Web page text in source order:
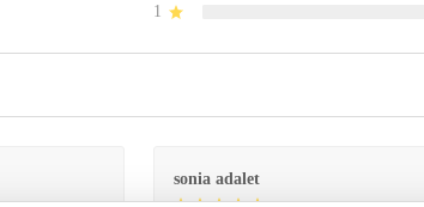
1
sonia adalet